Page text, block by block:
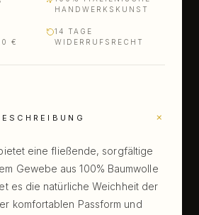
HANDWERKSKUNST
€
14 TAGE
WIDERRUFSRECHT
+
eine fließende, sorgfältige
Gewebe aus 100% Baumwolle
es die natürliche Weichheit der
komfortablen Passform und